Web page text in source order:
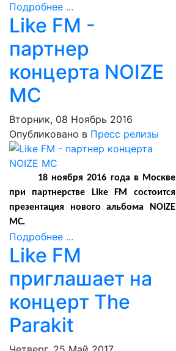
Подробнее ...
Like FM -
партнер
концерта NOIZE
MC
Вторник, 08 Ноябрь 2016
Опубликовано в Пресс релизы
18 ноября 2016 года в Москве
при партнерстве Like FM состоится
презентация нового альбома NOIZE
MC.
Подробнее ...
Like FM
приглашает на
концерт The
Parakit